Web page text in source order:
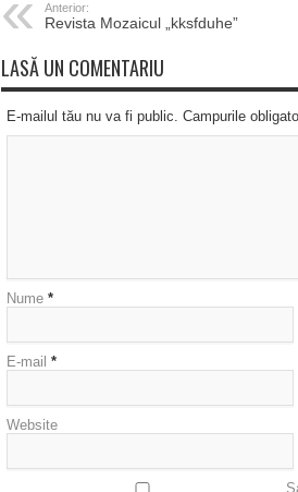
Anterior:
Revista Mozaicul „kksfduhe”
LASĂ UN COMENTARIU
E-mailul tău nu va fi public. Campurile
Nume *
E-mail *
Website